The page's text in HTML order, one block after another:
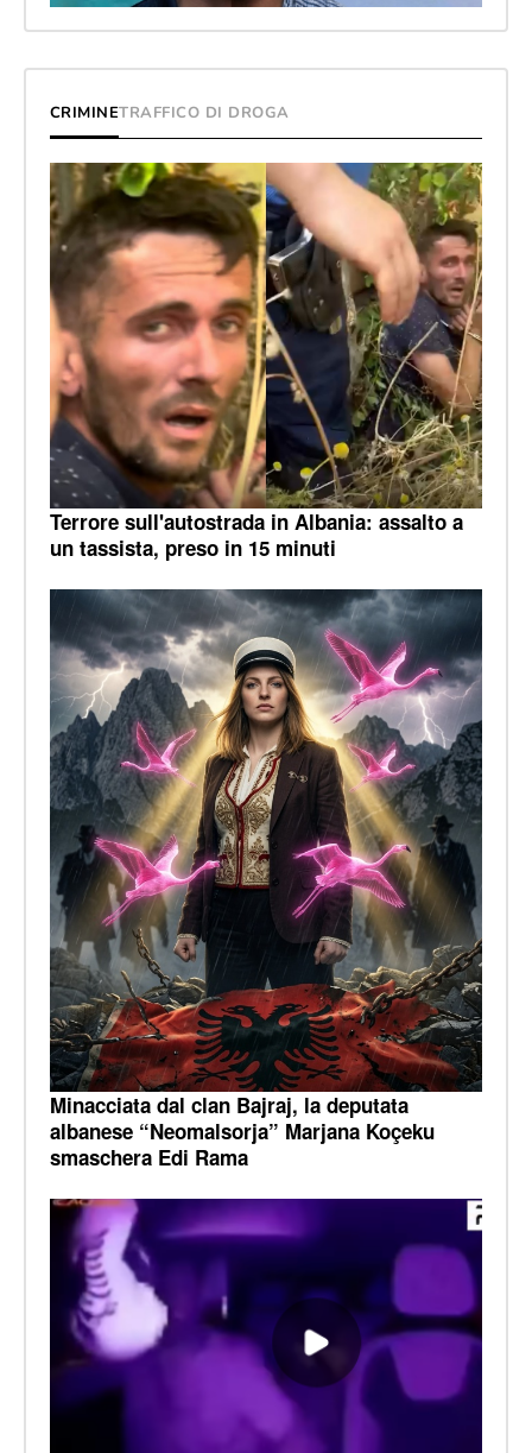
CRIMINETRAFFICO DI DROGA
Terrore sull'autostrada in Albania: assalto a
un tassista, preso in 15 minuti
Minacciata dal clan Bajraj, la deputata
albanese “Neomalsorja” Marjana Koçeku
smaschera Edi Rama